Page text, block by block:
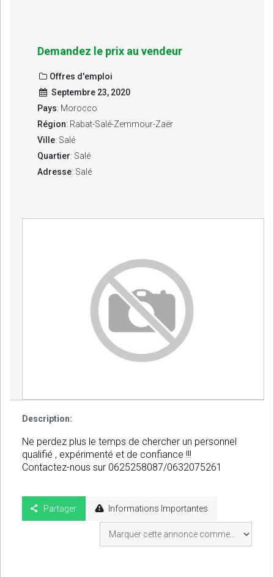
Demandez le prix au vendeur
Offres d'emploi
Septembre 23, 2020
Pays: Morocco
Région: Rabat-Salé-Zemmour-Zaër
Ville: Salé
Quartier: Salé
Adresse: Salé
Description:
Ne perdez plus le temps de chercher un personnel
qualifié , expérimenté et de confiance !!!
Contactez-nous sur 0625258087/0632075261
Partager Informations Importantes